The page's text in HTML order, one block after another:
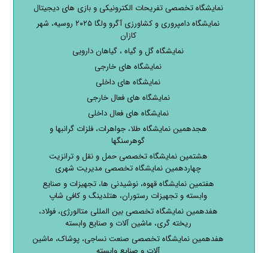
نمایشگاه تخصصی تفریحات الکترونیکی و بازی های دیجیتال
نمایشگاه دامپروری و کشاورزی آگرو ولگا ۲۰۲۵ روسیه، شهر
کازان
نمایشگاه گل و گیاه ، گیاهان دارویی
نمایشگاه های خارجی
نمایشگاه های داخلی
نمایشگاه های فعال خارجی
نمایشگاه های فعال داخلی
هجدهمین نمایشگاه طلا، جواهرات، فلزات گرانبها و
گوهرسنگها
هشتمین نمایشگاه تخصصی حمل و نقل و ترانزیت
چهاردهمین نمایشگاه تخصصی مدیریت شهری
هفتمین نمایشگاه قهوه، نوشیدنی ها، تجهیزات و صنایع
وابسته و تجهیزات رستوران، هتلدینگ و کافی شاپ
هفدهمین نمایشگاه تخصصی بین المللی متالورژی، فولاد،
ریخته گری، ماشین آلات و صنایع وابسته
هفدهمین نمایشگاه تخصصی صنعت نساجی، پوشاک، ماشین